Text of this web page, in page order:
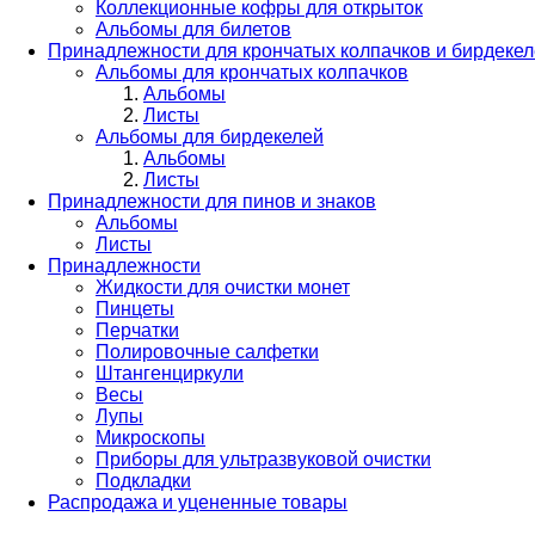
Коллекционные кофры для открыток
Альбомы для билетов
Принадлежности для крончатых колпачков и
Альбомы для крончатых колпачков
Альбомы
Листы
Альбомы для бирдекелей
Альбомы
Листы
Принадлежности для пинов и знаков
Альбомы
Листы
Принадлежности
Жидкости для очистки монет
Пинцеты
Перчатки
Полировочные салфетки
Штангенциркули
Весы
Лупы
Микроскопы
Приборы для ультразвуковой очистки
Подкладки
Распродажа и уцененные товары